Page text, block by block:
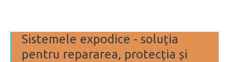
Sistemele expodice - soluția
pentru repararea, protecția și